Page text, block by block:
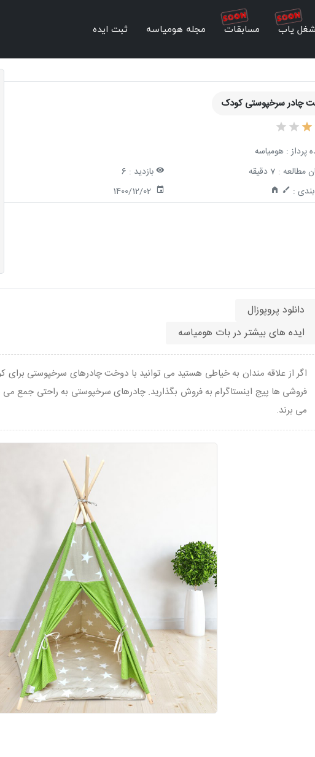
یاب مسابقات مجله هومیاسه ثبت ایده
چادر سرخپوستی کودک
پرداز : هومیاسه
مطالعه : 7 دقیقه بازدید : 6
:
1400/12/02
دانلود پروپوزال
ایده های بیشتر در بات هومیاسه
اگر از علاقه مندان به خیاطی هستید می توانید با دوخت چادرهای سرخپوستی برای
فروشی ها پیج اینستاگرام به فروش بگذارید. چادرهای سرخپوستی به راحتی جمع
می برند.